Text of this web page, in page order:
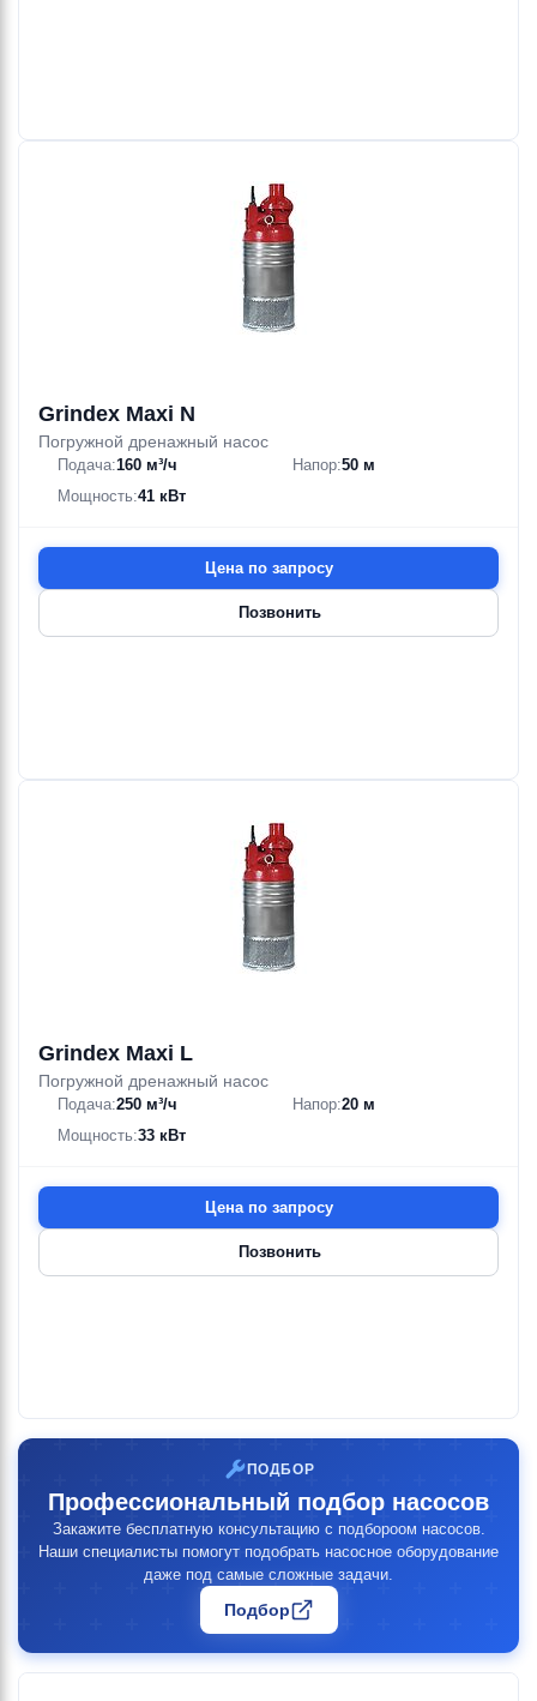
Grindex Maxi N
Погружной дренажный насос
Подача:160 м³/ч Напор:50 м
Мощность:41 кВт
Цена по запросу
Позвонить
Grindex Maxi L
Погружной дренажный насос
Подача:250 м³/ч Напор:20 м
Мощность:33 кВт
Цена по запросу
Позвонить
ПОДБОР
Профессиональный подбор насосов
Закажите бесплатную консультацию с подбороом насосов.
Наши специалисты помогут подобрать насосное оборудование
даже под самые сложные задачи.
Подбор